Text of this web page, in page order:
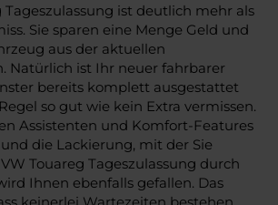
Tageszulassung ist deutlich mehr als
Sie sparen eine Menge Geld und
aus der aktuellen
Natürlich ist Ihr neuer fahrbarer
bereits komplett ausgestattet
so gut wie kein Extra vermissen.
Assistenten und Komfort-Features
die Lackierung, mit der Sie
Touareg Tageszulassung durch
Ihnen ebenfalls gefallen. Das
keinerlei Wartezeiten bestehen.